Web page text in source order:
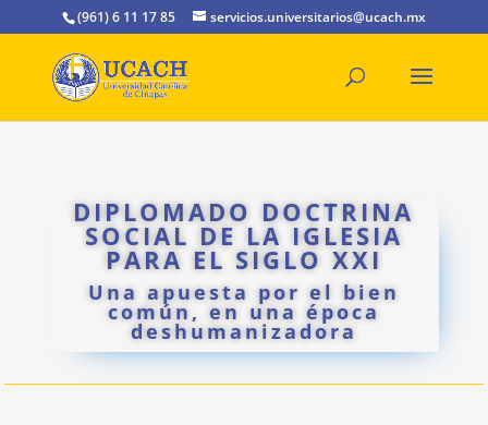
(961) 6 11 17 85 servicios.universitarios@ucach.mx
DIPLOMADO DOCTRINA
SOCIAL DE LA IGLESIA
PARA EL SIGLO XXI
Una apuesta por el bien
común, en una época
deshumanizadora